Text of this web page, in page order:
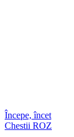
Începe, încet
Chestii ROZ